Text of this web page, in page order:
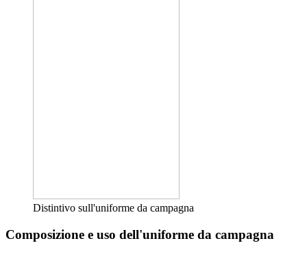
Distintivo sull'uniforme da campagna
Composizione e uso dell'uniforme da campagna